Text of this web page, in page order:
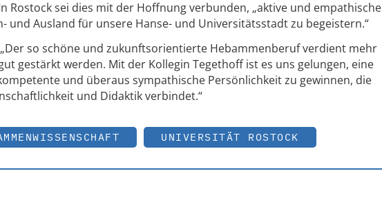
Rostock sei dies mit der Hoffnung verbunden, „aktive und empathische
und Ausland für unsere Hanse- und Universitätsstadt zu begeistern.“
so schöne und zukunftsorientierte Hebammenberuf verdient mehr
gestärkt werden. Mit der Kollegin Tegethoff ist es uns gelungen, eine
und überaus sympathische Persönlichkeit zu gewinnen, die
und Didaktik verbindet.“
UNIVERSITÄT ROSTOCK